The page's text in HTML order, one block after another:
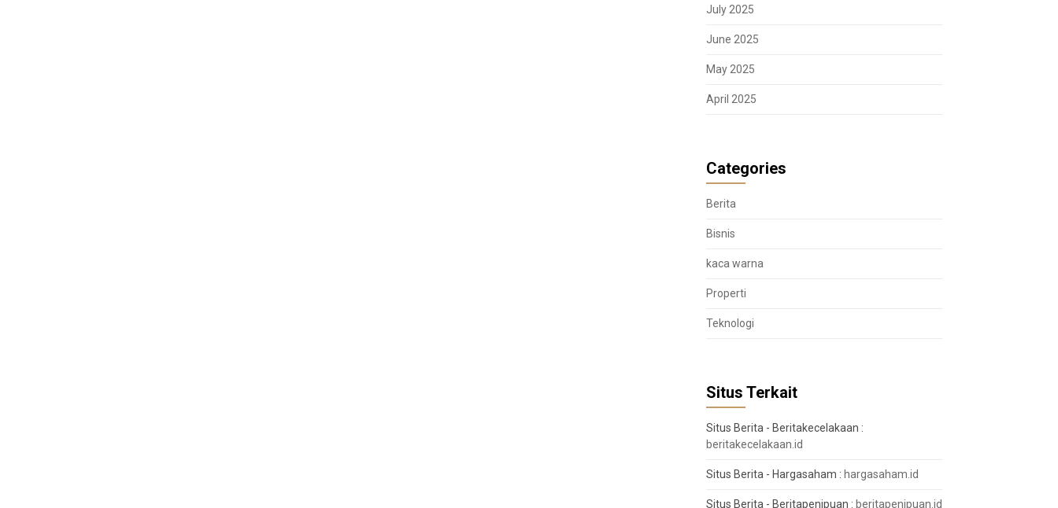
July 2025
June 2025
May 2025
April 2025
Categories
Berita
Bisnis
kaca warna
Properti
Teknologi
Situs Terkait
Situs Berita - Beritakecelakaan :
beritakecelakaan.id
Situs Berita - Hargasaham : hargasaham.id
Situs Berita - Beritapenipuan : beritapenipuan.id